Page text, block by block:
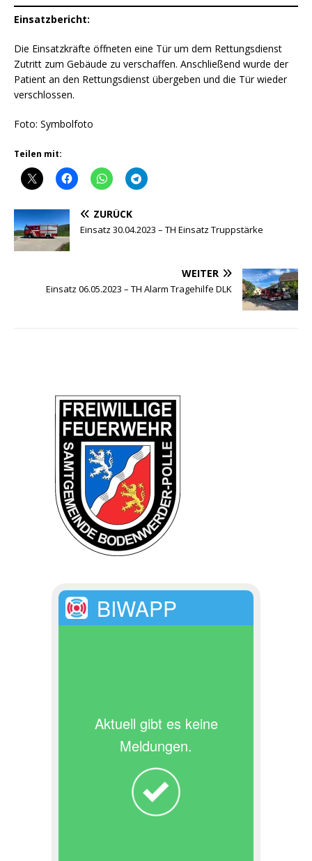
Einsatzbericht:
Die Einsatzkräfte öffneten eine Tür um dem Rettungsdienst
Zutritt zum Gebäude zu verschaffen. Anschließend wurde der
Patient an den Rettungsdienst übergeben und die Tür wieder
verschlossen.
Foto: Symbolfoto
Teilen mit:
ZURÜCK
Einsatz 30.04.2023 – TH Einsatz Truppstärke
WEITER
Einsatz 06.05.2023 – TH Alarm Tragehilfe DLK
BIWAPP
Aktuell gibt es keine
Meldungen.